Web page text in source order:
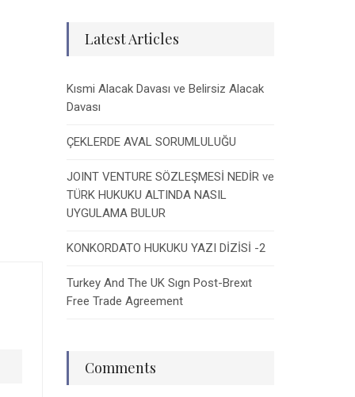
Latest Articles
Kısmi Alacak Davası ve Belirsiz Alacak
Davası
ÇEKLERDE AVAL SORUMLULUĞU
JOINT VENTURE SÖZLEŞMESİ NEDİR ve
TÜRK HUKUKU ALTINDA NASIL
UYGULAMA BULUR
KONKORDATO HUKUKU YAZI DİZİSİ -2
Turkey And The UK Sıgn Post-Brexıt
Free Trade Agreement
Comments